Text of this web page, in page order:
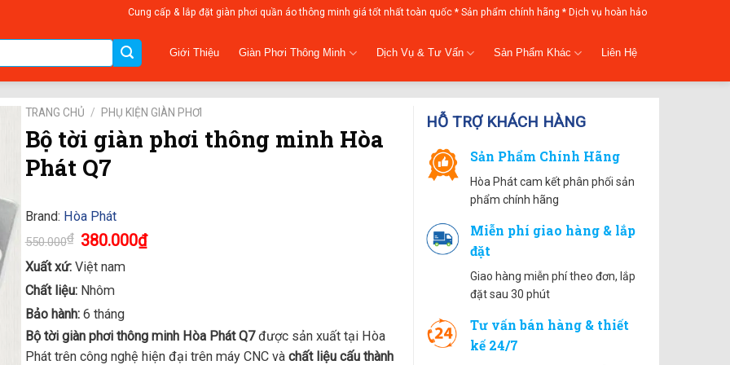
Cung cấp & lắp đặt giàn phơi quần áo thông minh giá tốt nhất toàn quốc * Sản phẩm chính hãng * Dịch vụ hoàn hảo
Giới Thiệu Giàn Phơi Thông Minh Dịch Vụ & Tư Vấn Sản Phẩm Khác Liên Hệ
TRANG CHỦ / PHỤ KIỆN GIÀN PHƠI
Bộ tời giàn phơi thông minh Hòa
Phát Q7
Brand: Hòa Phát
550.000₫ Original
price
was:
550.000₫.
380.000₫Current
price
Xuất xứ:Việt nam
Chất liệu: Nhôm
Bảo hành: 6 tháng
Bộ tời giàn phơi thông minh Hòa Phát Q7được sản xuất tại Hòa
Phát trên công nghệ hiện đại trên máy CNC và chất liệu cấu thành
HỖ TRỢ KHÁCH HÀNG
Sản Phẩm Chính Hãng
Hòa Phát cam kết phân phối sản
phẩm chính hãng
Miễn phí giao hàng & lắp
đặt
Giao hàng miễn phí theo đơn, lắp
đặt sau 30 phút
Tư vấn bán hàng & thiết
kế 24/7